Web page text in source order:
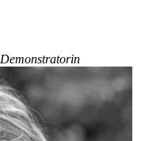
Demonstratorin